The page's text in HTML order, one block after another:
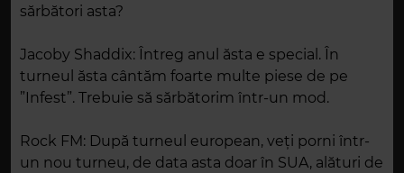
sărbători asta?
Jacoby Shaddix: Întreg anul ăsta e special. În
turneul ăsta cântăm foarte multe piese de pe
”Infest”. Trebuie să sărbătorim într-un mod.
Rock FM: După turneul european, veți porni într-
un nou turneu, de data asta doar în SUA, alături de